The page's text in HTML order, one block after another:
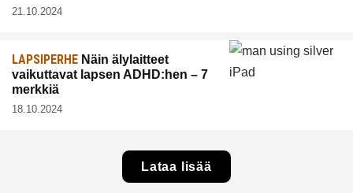
21.10.2024
LAPSIPERHE Näin älylaitteet
vaikuttavat lapsen ADHD:hen – 7
merkkiä
18.10.2024
Lataa lisää